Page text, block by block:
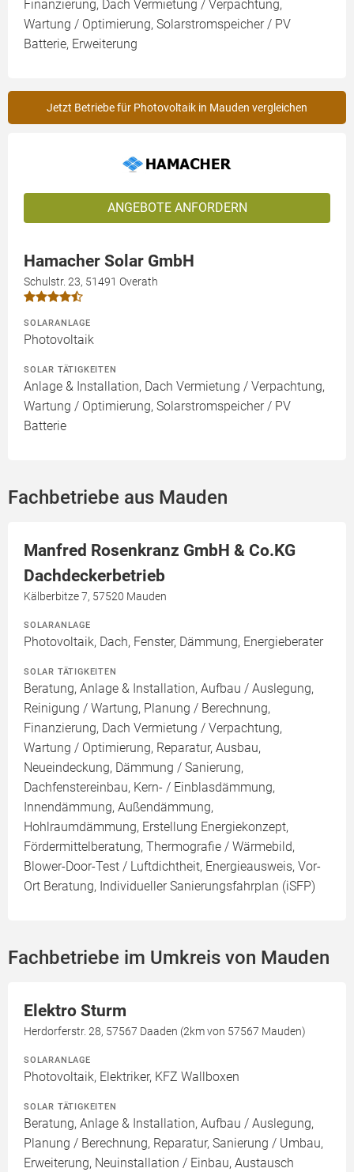
Finanzierung, Dach Vermietung / Verpachtung,
Wartung / Optimierung, Solarstromspeicher / PV
Batterie, Erweiterung
Jetzt Betriebe für Photovoltaik in Mauden vergleichen
ANGEBOTE ANFORDERN
Hamacher Solar GmbH
Schulstr. 23, 51491 Overath
SOLARANLAGE
Photovoltaik
SOLAR TÄTIGKEITEN
Anlage & Installation, Dach Vermietung / Verpachtung,
Wartung / Optimierung, Solarstromspeicher / PV
Batterie
Fachbetriebe aus Mauden
Manfred Rosenkranz GmbH & Co.KG
Dachdeckerbetrieb
Kälberbitze 7, 57520 Mauden
SOLARANLAGE
Photovoltaik, Dach, Fenster, Dämmung, Energieberater
SOLAR TÄTIGKEITEN
Beratung, Anlage & Installation, Aufbau / Auslegung,
Reinigung / Wartung, Planung / Berechnung,
Finanzierung, Dach Vermietung / Verpachtung,
Wartung / Optimierung, Reparatur, Ausbau,
Neueindeckung, Dämmung / Sanierung,
Dachfenstereinbau, Kern- / Einblasdämmung,
Innendämmung, Außendämmung,
Hohlraumdämmung, Erstellung Energiekonzept,
Fördermittelberatung, Thermografie / Wärmebild,
Blower-Door-Test / Luftdichtheit, Energieausweis, Vor-
Ort Beratung, Individueller Sanierungsfahrplan (iSFP)
Fachbetriebe im Umkreis von Mauden
Elektro Sturm
Herdorferstr. 28, 57567 Daaden (2km von 57567 Mauden)
SOLARANLAGE
Photovoltaik, Elektriker, KFZ Wallboxen
SOLAR TÄTIGKEITEN
Beratung, Anlage & Installation, Aufbau / Auslegung,
Planung / Berechnung, Reparatur, Sanierung / Umbau,
Erweiterung, Neuinstallation / Einbau, Austausch